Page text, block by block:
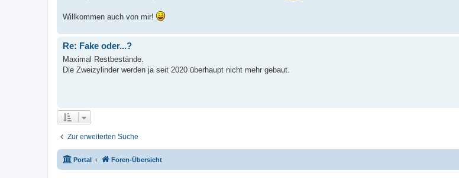
Willkommen auch von mir!
Re: Fake oder...?
Maximal Restbestände.
Die Zweizylinder werden ja seit 2020 überhaupt nicht mehr gebaut.
Zur erweiterten Suche
Portal Foren-Übersicht